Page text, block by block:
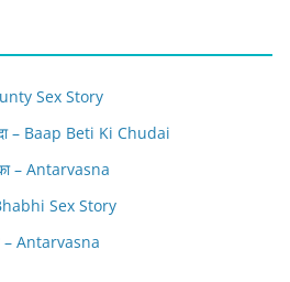
Sex Story
– Baap Beti Ki Chudai
– Antarvasna
Bhabhi Sex Story
– Antarvasna